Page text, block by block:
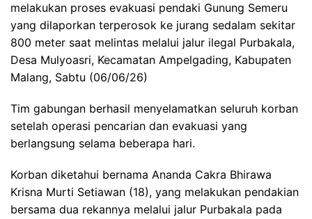
melakukan proses evakuasi pendaki Gunung Semeru
yang dilaporkan terperosok ke jurang sedalam sekitar
800 meter saat melintas melalui jalur ilegal Purbakala,
Desa Mulyoasri, Kecamatan Ampelgading, Kabupaten
Malang, Sabtu (06/06/26)
Tim gabungan berhasil menyelamatkan seluruh korban
setelah operasi pencarian dan evakuasi yang
berlangsung selama beberapa hari.
Korban diketahui bernama Ananda Cakra Bhirawa
Krisna Murti Setiawan (18), yang melakukan pendakian
bersama dua rekannya melalui jalur Purbakala pada